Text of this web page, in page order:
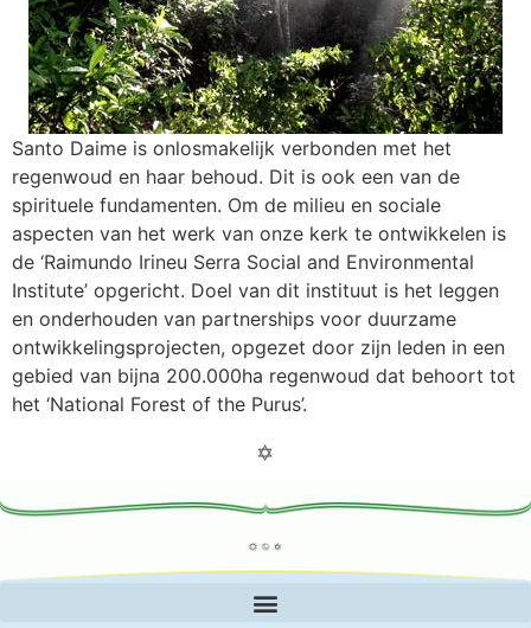
Santo Daime is onlosmakelijk verbonden met het
regenwoud en haar behoud. Dit is ook een van de
spirituele fundamenten. Om de milieu en sociale
aspecten van het werk van onze kerk te ontwikkelen is
de ‘Raimundo Irineu Serra Social and Environmental
Institute’ opgericht. Doel van dit instituut is het leggen
en onderhouden van partnerships voor duurzame
ontwikkelingsprojecten, opgezet door zijn leden in een
gebied van bijna 200.000ha regenwoud dat behoort tot
het ‘National Forest of the Purus’.